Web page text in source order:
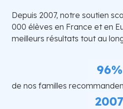
Depuis 2007, notre soutien
000 élèves en France et en
meilleurs résultats tout au
96%
de nos familles
2007